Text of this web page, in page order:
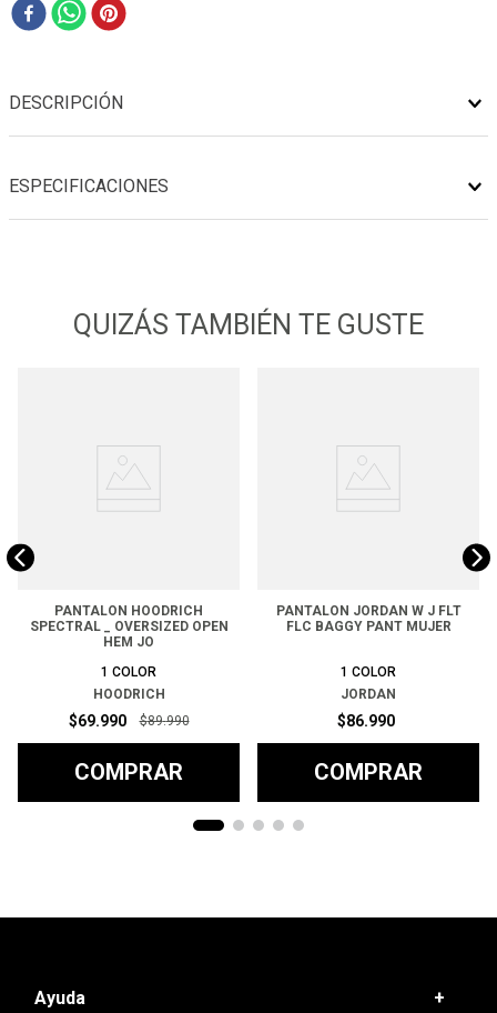
DESCRIPCIÓN
ESPECIFICACIONES
QUIZÁS TAMBIÉN TE GUSTE
PANTALON HOODRICH
SPECTRAL _ OVERSIZED OPEN
HEM JO
1 COLOR
HOODRICH
$69.990 $89.990
COMPRAR
PANTALON JORDAN W J FLT
FLC BAGGY PANT MUJER
1 COLOR
JORDAN
$86.990
COMPRAR
Ayuda +